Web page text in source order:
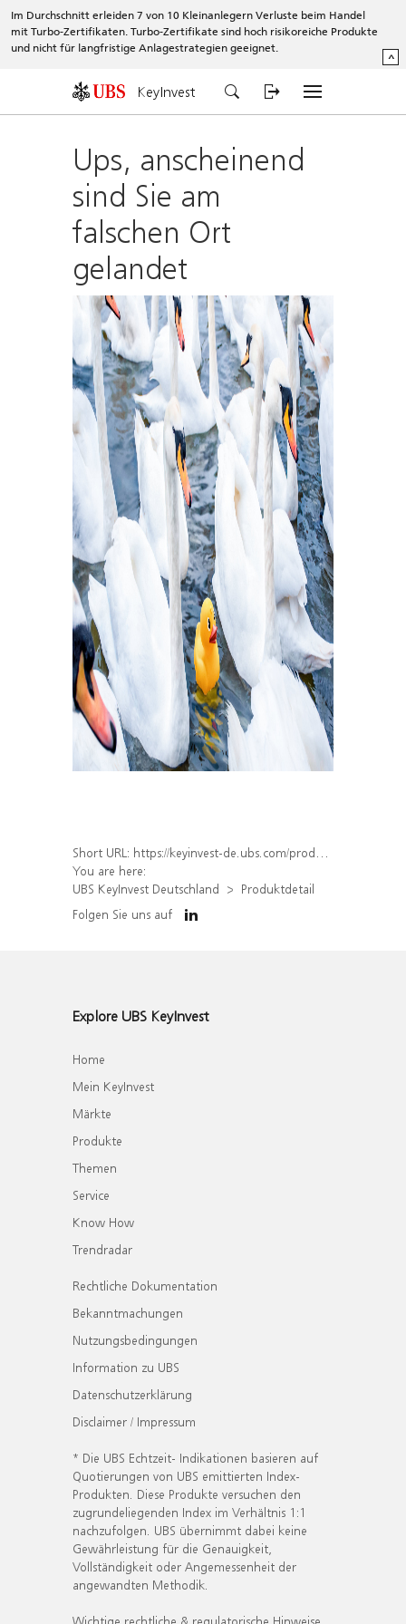
Im Durchschnitt erleiden 7 von 10 Kleinanlegern Verluste beim Handel
mit Turbo-Zertifikaten. Turbo-Zertifikate sind hoch risikoreiche Produkte
und nicht für langfristige Anlagestrategien geeignet.
^
KeyInvest
Ups, anscheinend
sind Sie am
falschen Ort
gelandet
Short URL: https://keyinvest-de.ubs.com/produkt/detail/index/isin/DE000WA9CSR4
You are here:
UBS KeyInvest Deutschland
Produktdetail
Folgen Sie uns auf
Explore UBS KeyInvest
Home
Mein KeyInvest
Märkte
Produkte
Themen
Service
Know How
Trendradar
Rechtliche Dokumentation
Bekanntmachungen
Nutzungsbedingungen
Information zu UBS
Datenschutzerklärung
Disclaimer / Impressum
* Die UBS Echtzeit- Indikationen basieren auf
Quotierungen von UBS emittierten Index-
Produkten. Diese Produkte versuchen den
zugrundeliegenden Index im Verhältnis 1:1
nachzufolgen. UBS übernimmt dabei keine
Gewährleistung für die Genauigkeit,
Vollständigkeit oder Angemessenheit der
angewandten Methodik.